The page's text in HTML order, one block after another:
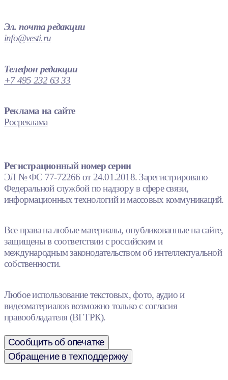
Эл. почта редакции
info@vesti.ru
Телефон редакции
+7 495 232 63 33
Реклама на сайте
Росреклама
Регистрационный номер серии
ЭЛ № ФС 77-72266 от 24.01.2018. Зарегистрировано
Федеральной службой по надзору в сфере связи,
информационных технологий и массовых коммуникаций.
Все права на любые материалы, опубликованные на сайте,
защищены в соответствии с российским и
международным законодательством об интеллектуальной
собственности.
Любое использование текстовых, фото, аудио и
видеоматериалов возможно только с согласия
правообладателя (ВГТРК).
Сообщить об опечатке
Обращение в техподдержку